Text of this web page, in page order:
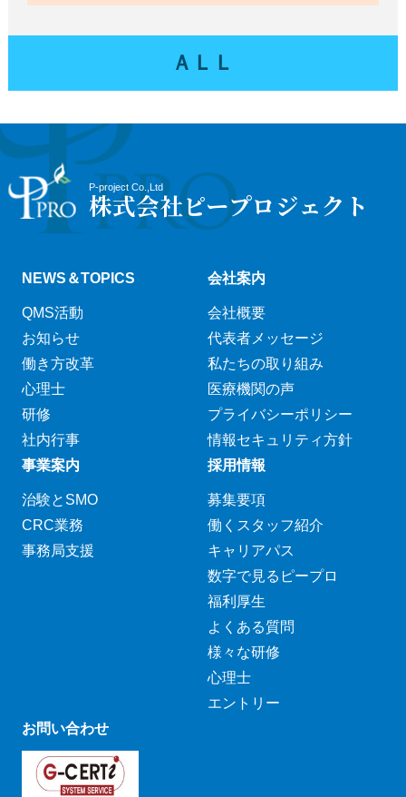
ＡＬＬ
P-project Co.,Ltd
株式会社ピープロジェクト
NEWS＆TOPICS
QMS活動
お知らせ
働き方改革
心理士
研修
社内行事
会社案内
会社概要
代表者メッセージ
私たちの取り組み
医療機関の声
プライバシーポリシー
情報セキュリティ方針
事業案内
治験とSMO
CRC業務
事務局支援
採用情報
募集要項
働くスタッフ紹介
キャリアパス
数字で見るピープロ
福利厚生
よくある質問
様々な研修
心理士
エントリー
お問い合わせ